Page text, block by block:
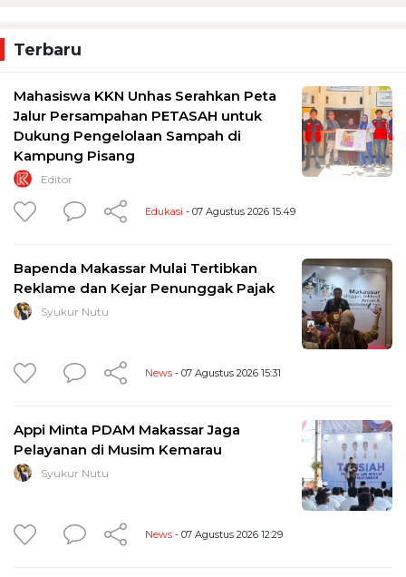
Terbaru
Mahasiswa KKN Unhas Serahkan Peta
Jalur Persampahan PETASAH untuk
Dukung Pengelolaan Sampah di
Kampung Pisang
Editor
Edukasi - 07 Agustus 2026 15:49
Bapenda Makassar Mulai Tertibkan
Reklame dan Kejar Penunggak Pajak
Syukur Nutu
News - 07 Agustus 2026 15:31
Appi Minta PDAM Makassar Jaga
Pelayanan di Musim Kemarau
Syukur Nutu
News - 07 Agustus 2026 12:29